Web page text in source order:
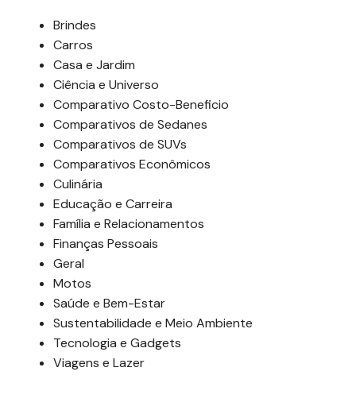
Brindes
Carros
Casa e Jardim
Ciência e Universo
Comparativo Costo-Beneficio
Comparativos de Sedanes
Comparativos de SUVs
Comparativos Econômicos
Culinária
Educação e Carreira
Família e Relacionamentos
Finanças Pessoais
Geral
Motos
Saúde e Bem-Estar
Sustentabilidade e Meio Ambiente
Tecnologia e Gadgets
Viagens e Lazer